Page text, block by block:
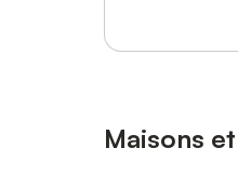
Maisons